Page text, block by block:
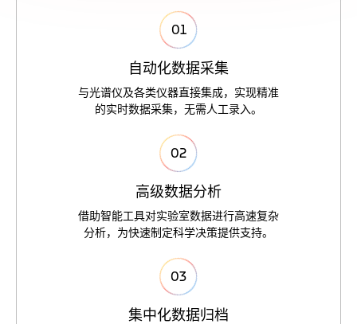
01
自动化数据采集
与光谱仪及各类仪器直接集成， 实现精准
的实时数据采集， 无需人工录入。
02
高级数据分析
借助智能工具对实验室数据进行高速复杂
分析， 为快速制 定科学决策提供支持。
03
集中化数据归档